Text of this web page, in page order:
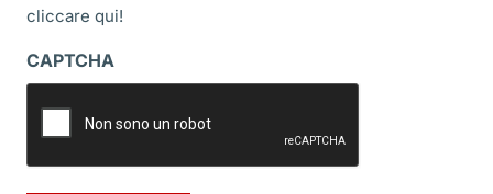
cliccare qui!
CAPTCHA